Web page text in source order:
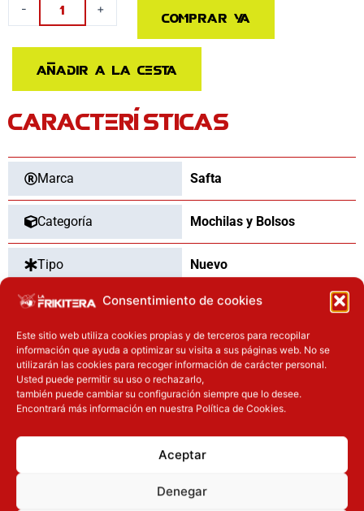
Consentimiento de cookies
Este sitio web utiliza cookies propias y de terceros para recopilar
información que ayuda a optimizar su visita a sus páginas web. No se
utilizarán las cookies para recoger información de carácter personal.
Usted puede permitir su uso o rechazarlo,
también puede cambiar su configuración siempre que lo desee.
Encontrará más información en nuestra Política de Cookies.
Aceptar
Denegar
-
adaptable
cantidad
+ Comprar ya
Añadir a la cesta
CARACTERÍSTICAS
Marca Safta
Categoría Mochilas y Bolsos
Tipo Nuevo
OTROS PRODUCTOS QUE TE
PUEDEN INTERESAR
El precio original era: 109.90€.
El precio actual es: 87.92€. El precio original era: 129.90€.
El precio actual es: 97.42€.